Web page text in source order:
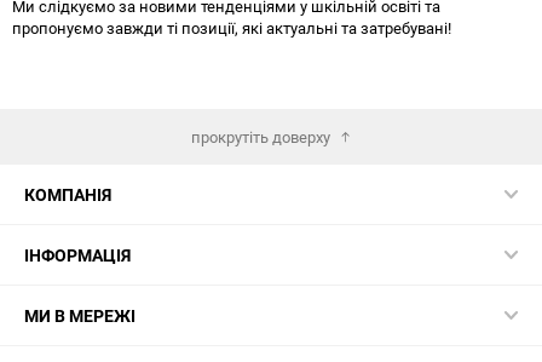
Ми слідкуємо за новими тенденціями у шкільній освіті та
пропонуємо завжди ті позиції, які актуальні та затребувані!
прокрутіть доверху
КОМПАНІЯ
ІНФОРМАЦІЯ
МИ В МЕРЕЖІ